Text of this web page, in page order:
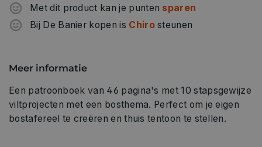
Met dit product kan je punten sparen
Bij De Banier kopen is Chirosteunen
Meer informatie
Een patroonboek van 46 pagina's met 10 stapsgewijze
viltprojecten met een bosthema. Perfect om je eigen
bostafereel te creëren en thuis tentoon te stellen.